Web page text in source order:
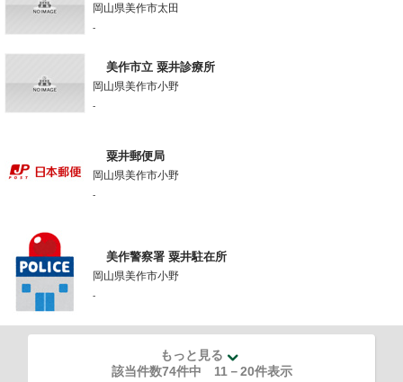
岡山県美作市太田
-
美作市立 粟井診療所
岡山県美作市小野
-
粟井郵便局
岡山県美作市小野
-
美作警察署 粟井駐在所
岡山県美作市小野
-
もっと見る
該当件数74件中 11 －20件表示